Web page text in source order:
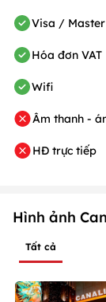
Visa /
Hóa đơn VAT
Wifi
Âm thanh -
HĐ trực tiếp
Hình ảnh
Tất cả